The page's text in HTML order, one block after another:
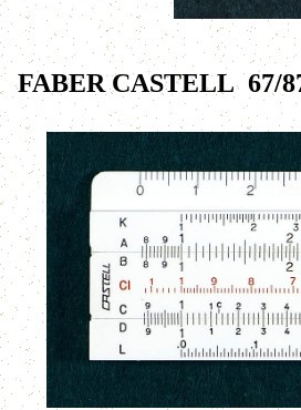
FABER CASTELL 67/